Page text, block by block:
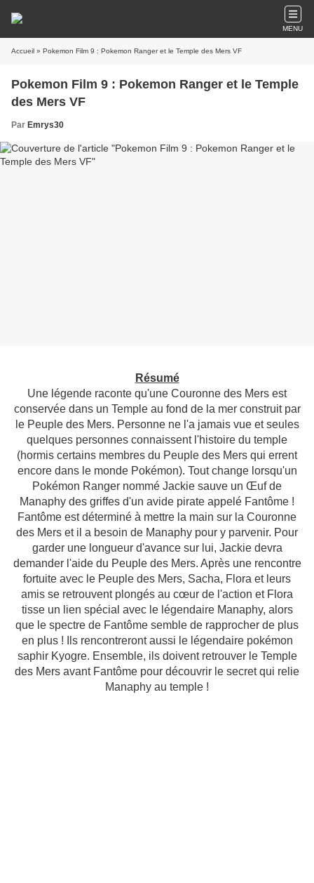
MENU
Accueil » Pokemon Film 9 : Pokemon Ranger et le Temple des Mers VF
Pokemon Film 9 : Pokemon Ranger et le Temple
des Mers VF
Par Emrys30
Résumé
Une légende raconte qu'une Couronne des Mers est
conservée dans un Temple au fond de la mer construit par
le Peuple des Mers. Personne ne l'a jamais vue et seules
quelques personnes connaissent l'histoire du temple
(hormis certains membres du Peuple des Mers qui errent
encore dans le monde Pokémon). Tout change lorsqu'un
Pokémon Ranger nommé Jackie sauve un Œuf de
Manaphy des griffes d'un avide pirate appelé Fantôme !
Fantôme est déterminé à mettre la main sur la Couronne
des Mers et il a besoin de Manaphy pour y parvenir. Pour
garder une longueur d'avance sur lui, Jackie devra
demander l'aide du Peuple des Mers. Après une rencontre
fortuite avec le Peuple des Mers, Sacha, Flora et leurs
amis se retrouvent plongés au cœur de l'action et Flora
tisse un lien spécial avec le légendaire Manaphy, alors
que le spectre de Fantôme semble de rapprocher de plus
en plus ! Ils rencontreront aussi le légendaire pokémon
saphir Kyogre. Ensemble, ils doivent retrouver le Temple
des Mers avant Fantôme pour découvrir le secret qui relie
Manaphy au temple !